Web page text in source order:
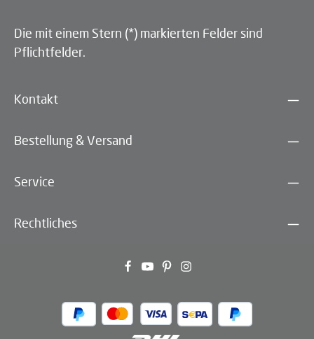
Die mit einem Stern (*) markierten Felder sind
Pflichtfelder.
Kontakt
Bestellung & Versand
Service
Rechtliches